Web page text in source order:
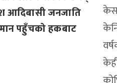
आदिबासी जनजाति
पहुँचको हकबाट